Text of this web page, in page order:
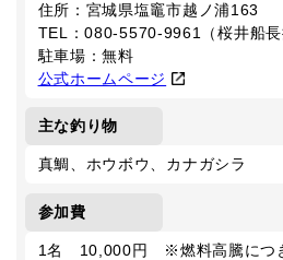
住所：宮城県塩竈市越ノ浦163
TEL：080-5570-9961（桜井船長
駐車場：無料
公式ホームページ
主な釣り物
真鯛、ホウボウ、カナガシラ
参加費
1名 10,000円 ※燃料高騰につ